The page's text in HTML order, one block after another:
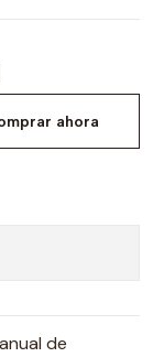
ahora
de